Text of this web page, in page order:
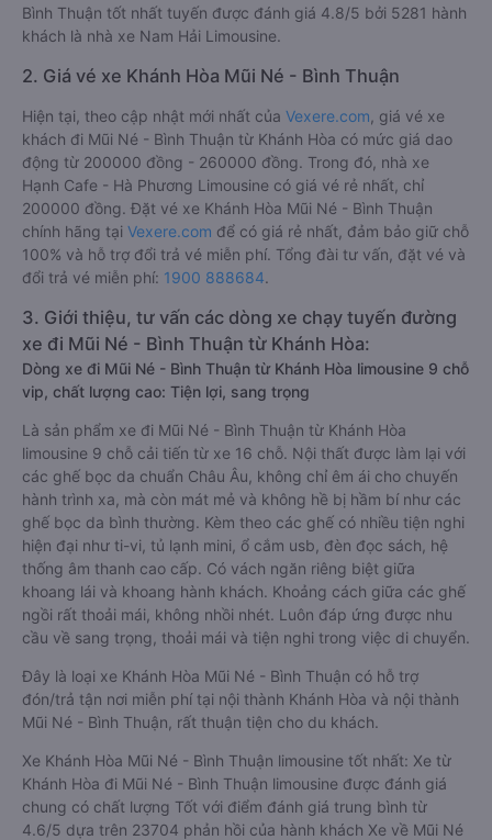
Bình Thuận tốt nhất tuyến được đánh giá 4.8/5 bởi 5281 hành
khách là nhà xe Nam Hải Limousine.
2. Giá vé xe Khánh Hòa Mũi Né - Bình Thuận
Hiện tại, theo cập nhật mới nhất của Vexere.com , giá vé xe
khách đi Mũi Né - Bình Thuận từ Khánh Hòa có mức giá dao
động từ 200000 đồng - 260000 đồng. Trong đó, nhà xe
Hạnh Cafe - Hà Phương Limousine có giá vé rẻ nhất, chỉ
200000 đồng. Đặt vé xe Khánh Hòa Mũi Né - Bình Thuận
chính hãng tại Vexere.com để có giá rẻ nhất, đảm bảo giữ chỗ
100% và hỗ trợ đổi trả vé miễn phí. Tổng đài tư vấn, đặt vé và
đổi trả vé miễn phí: 1900 888684.
3. Giới thiệu, tư vấn các dòng xe chạy tuyến đường
xe đi Mũi Né - Bình Thuận từ Khánh Hòa:
Dòng xe đi Mũi Né - Bình Thuận từ Khánh Hòa limousine 9 chỗ
vip, chất lượng cao: Tiện lợi, sang trọng
Là sản phẩm xe đi Mũi Né - Bình Thuận từ Khánh Hòa
limousine 9 chỗ cải tiến từ xe 16 chỗ. Nội thất được làm lại với
các ghế bọc da chuẩn Châu Âu, không chỉ êm ái cho chuyến
hành trình xa, mà còn mát mẻ và không hề bị hầm bí như các
ghế bọc da bình thường. Kèm theo các ghế có nhiều tiện nghi
hiện đại như ti-vi, tủ lạnh mini, ổ cắm usb, đèn đọc sách, hệ
thống âm thanh cao cấp. Có vách ngăn riêng biệt giữa
khoang lái và khoang hành khách. Khoảng cách giữa các ghế
ngồi rất thoải mái, không nhồi nhét. Luôn đáp ứng được nhu
cầu về sang trọng, thoải mái và tiện nghi trong việc di chuyển.
Đây là loại xe Khánh Hòa Mũi Né - Bình Thuận có hỗ trợ
đón/trả tận nơi miễn phí tại nội thành Khánh Hòa và nội thành
Mũi Né - Bình Thuận, rất thuận tiện cho du khách.
Xe Khánh Hòa Mũi Né - Bình Thuận limousine tốt nhất: Xe từ
Khánh Hòa đi Mũi Né - Bình Thuận limousine được đánh giá
chung có chất lượng Tốt với điểm đánh giá trung bình từ
4.6/5 dựa trên 23704 phản hồi của hành khách Xe về Mũi Né